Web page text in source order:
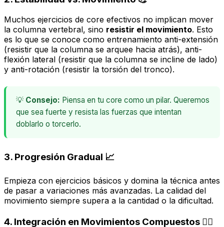
Muchos ejercicios de core efectivos no implican mover
la columna vertebral, sino resistir el movimiento. Esto
es lo que se conoce como entrenamiento anti-extensión
(resistir que la columna se arquee hacia atrás), anti-
flexión lateral (resistir que la columna se incline de lado)
y anti-rotación (resistir la torsión del tronco).
💡 Consejo: Piensa en tu core como un pilar. Queremos
que sea fuerte y resista las fuerzas que intentan
doblarlo o torcerlo.
3. Progresión Gradual 📈
Empieza con ejercicios básicos y domina la técnica antes
de pasar a variaciones más avanzadas. La calidad del
movimiento siempre supera a la cantidad o la dificultad.
4. Integración en Movimientos Compuestos 🏋️‍♂️